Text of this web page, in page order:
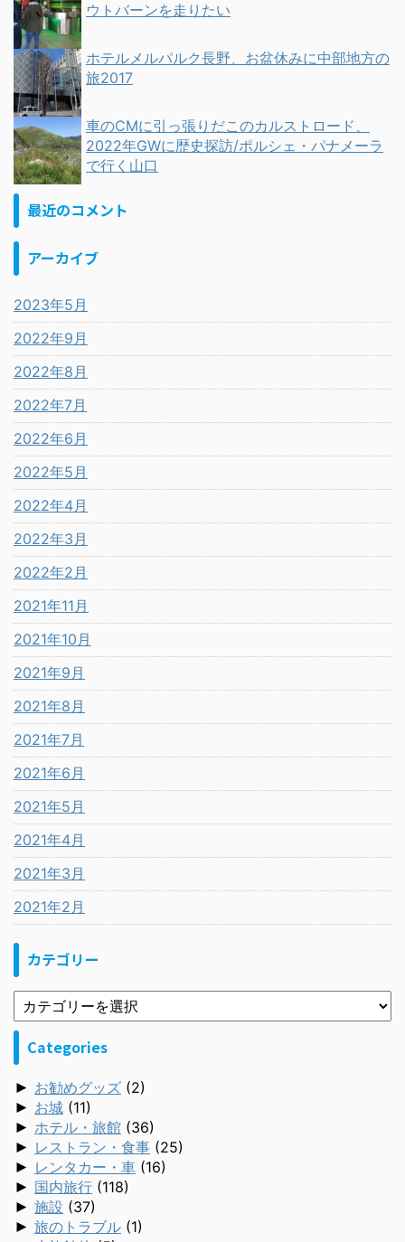
ウトバーンを走りたい
ホテルメルパルク長野、お盆休みに中部地方の
旅2017
車のCMに引っ張りだこのカルストロード、
2022年GWに歴史探訪/ポルシェ・パナメーラ
で行く山口
最近のコメント
アーカイブ
2023年5月
2022年9月
2022年8月
2022年7月
2022年6月
2022年5月
2022年4月
2022年3月
2022年2月
2021年11月
2021年10月
2021年9月
2021年8月
2021年7月
2021年6月
2021年5月
2021年4月
2021年3月
2021年2月
カテゴリー
Categories
► お勧めグッズ (2)
► お城 (11)
► ホテル・旅館 (36)
► レストラン・食事 (25)
► レンタカー・車 (16)
► 国内旅行 (118)
► 施設 (37)
► 旅のトラブル (1)